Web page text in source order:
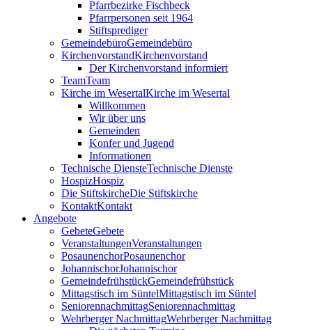
Pfarrbezirke Fischbeck
Pfarrpersonen seit 1964
Stiftsprediger
GemeindebüroGemeindebüro
KirchenvorstandKirchenvorstand
Der Kirchenvorstand informiert
TeamTeam
Kirche im WesertalKirche im Wesertal
Willkommen
Wir über uns
Gemeinden
Konfer und Jugend
Informationen
Technische DiensteTechnische Dienste
HospizHospiz
Die StiftskircheDie Stiftskirche
KontaktKontakt
Angebote
GebeteGebete
VeranstaltungenVeranstaltungen
PosaunenchorPosaunenchor
JohannischorJohannischor
GemeindefrühstückGemeindefrühstück
Mittagstisch im SüntelMittagstisch im Süntel
SeniorennachmittagSeniorennachmittag
Wehrberger NachmittagWehrberger Nachmittag